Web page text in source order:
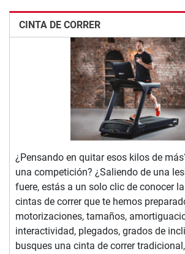
CINTA DE CORRER
¿Pensando en quitar esos kilos de
una competición? ¿Saliendo de una
fuere, estás a un solo clic de conocer
cintas de correr que te hemos
motorizaciones, tamaños,
interactividad, plegados, grados de
busques una cinta de correr